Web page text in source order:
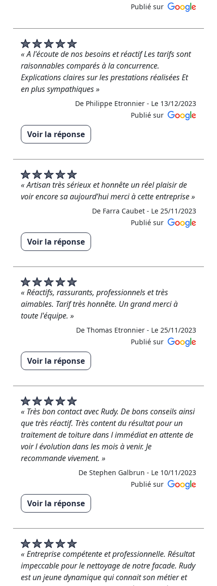
Publié sur
« A l'écoute de nos besoins et réactif Les tarifs sont
raisonnables comparés à la concurrence.
Explications claires sur les prestations réalisées Et
en plus sympathiques »
De Philippe Etronnier - Le 13/12/2023
Publié sur
Voir la réponse
vos 5 étoiles ! Merci infiniment pour votre confiance
et vos retours positifs. Nous sommes enchantés
d'avoir pu répondre à vos attentes. Si vous avez
d'autres projets à l'avenir, n'hésitez pas à nous
contacter. Nous sommes là pour vous offrir toujours
le meilleur service possible. Bien à vous, RM
Rénovation »
De RM RENOVATION - Le 14/12/2023
« Artisan très sérieux et honnête un réel plaisir de
voir encore sa aujourd’hui merci à cette entreprise »
De Farra Caubet - Le 25/11/2023
Publié sur
Voir la réponse
toujours très important pour nous Cordialement
l'équipe de RM Rénovation »
De RM RENOVATION - Le 25/11/2023
« Réactifs, rassurants, professionnels et très
aimables. Tarif très honnête. Un grand merci à
toute l'équipe. »
De Thomas Etronnier - Le 25/11/2023
Publié sur
Voir la réponse
étoiles ! Nous sommes ravis d'avoir pu intervenir
chez vous. Votre satisfaction est notre plus grande
récompense. Si vous avez d'autres projets ou des
questions, nous sommes toujours là. Merci encore
une fois Cordialement, L'équipe de RM Rénovation »
De RM RENOVATION - Le 25/11/2023
« Très bon contact avec Rudy. De bons conseils ainsi
que très réactif. Très content du résultat pour un
traitement de toiture dans l immédiat en attente de
voir l évolution dans les mois à venir. Je
recommande vivement. »
De Stephen Galbrun - Le 10/11/2023
Publié sur
Voir la réponse
pu répondre à vos attentes et vous offrir une
expérience positive est notre plus grande
récompense.Votre soutien nous motive à continuer
d'exceller. Merci infiniment d'avoir pris le temps de
partager votre expérience. Nous sommes
« Entreprise compétente et professionnelle. Résultat
impeccable pour le nettoyage de notre facade. Rudy
est un jeune dynamique qui connait son métier et